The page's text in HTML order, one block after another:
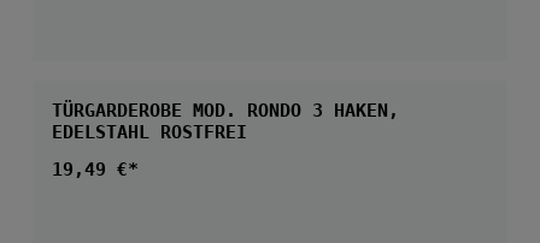
TÜRGARDEROBE MOD. RONDO 3 HAKEN,
EDELSTAHL ROSTFREI
Regulärer Preis:
19,49 €*